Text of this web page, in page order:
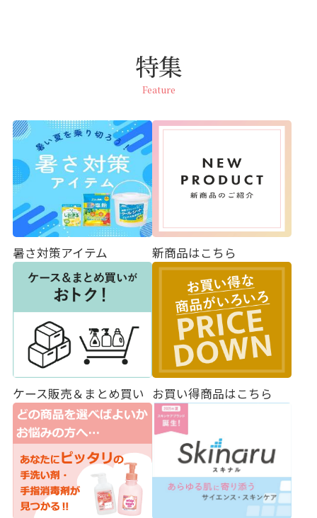
特集
Feature
暑さ対策アイテム 新商品はこちら
ケース販売＆まとめ買い お買い得商品はこちら